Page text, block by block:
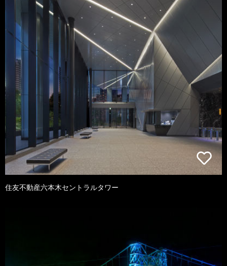
住友不動産六本木セントラルタワー